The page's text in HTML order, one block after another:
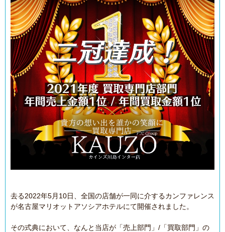
去る2022年5月10日、全国の店舗が一同に介するカンファレンス
が名古屋マリオットアソシアホテルにて開催されました。
その式典において、なんと当店が「売上部門」/「買取部門」の